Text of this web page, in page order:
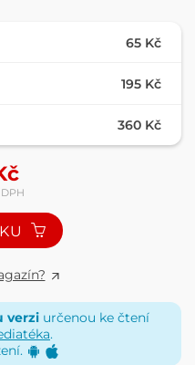
65 Kč
195 Kč
360 Kč
verzi určenou ke čtení
.